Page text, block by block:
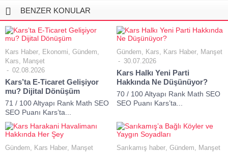
BENZER KONULAR
Kars Haber, Ekonomi, Gündem,
Kars, Manşet
02.08.2026
Kars’ta E-Ticaret Gelişiyor
mu? Dijital Dönüşüm
71 / 100 Altyapı Rank Math SEO
SEO Puanı Kars’ta...
Gündem, Kars, Kars Haber, Manşet
30.07.2026
Kars Halkı Yeni Parti
Hakkında Ne Düşünüyor?
70 / 100 Altyapı Rank Math SEO
SEO Puanı Kars’ta...
Gündem, Kars Haber, Manşet
Sarıkamış haber, Gündem, Manşet